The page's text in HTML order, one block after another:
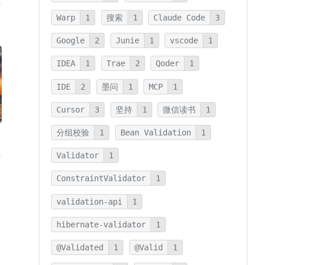
Warp 1 搜索 1 Claude Code 3
Google 2 Junie 1 vscode 1
IDEA 1 Trae 2 Qoder 1
IDE 2 墨问 1 MCP 1
Cursor 3 坚持 1 微信读书 1
分组校验 1 Bean Validation 1
Validator 1
ConstraintValidator 1
validation-api 1
hibernate-validator 1
@Validated 1 @Valid 1